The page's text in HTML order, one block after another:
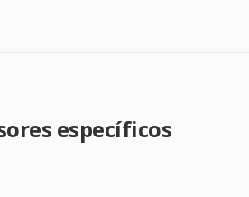
específicos